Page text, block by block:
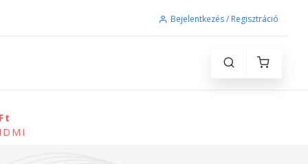
Bejelentkezés / Regisztráció